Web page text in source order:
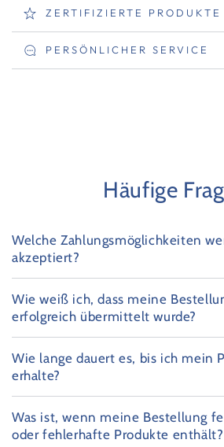
ZERTIFIZIERTE PRODUKTE
PERSÖNLICHER SERVICE
Häufige
Welche Zahlungsmöglichkeiten
akzeptiert?
Wie weiß ich, dass meine
erfolgreich übermittelt wurde?
Wie lange dauert es, bis ich mein
erhalte?
Was ist, wenn meine Bestellung
oder fehlerhafte Produkte enthält?